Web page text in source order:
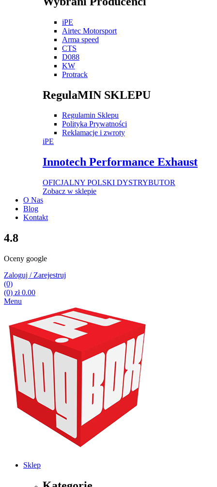
iPE
Airtec Motorsport
Arma speed
CTS
D088
KW
Protrack
RegulaMIN SKLEPU
Regulamin Sklepu
Polityka Prywatności
Reklamacje i zwroty
iPE
Innotech Performance Exhaust
OFICJALNY POLSKI DYSTRYBUTOR
Zobacz w sklepie
O Nas
Blog
Kontakt
4.8
Oceny google
Zaloguj / Zarejestruj
(0)
(0) zł0.00
Menu
Sklep